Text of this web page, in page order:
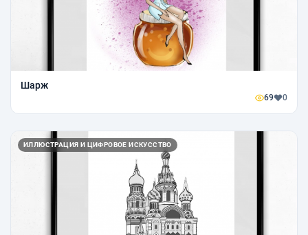
Шарж
69 0
ИЛЛЮСТРАЦИЯ И ЦИФРОВОЕ ИСКУССТВО